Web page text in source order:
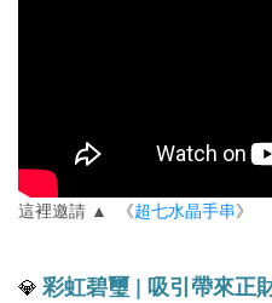
這裡邀請 ▲ 《超七水晶手串》
💎 彩虹碧璽 | 吸引帶來正